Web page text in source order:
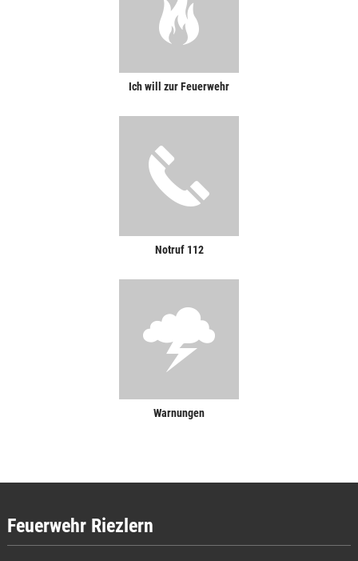
Ich will zur Feuerwehr
Notruf 112
Warnungen
Feuerwehr Riezlern